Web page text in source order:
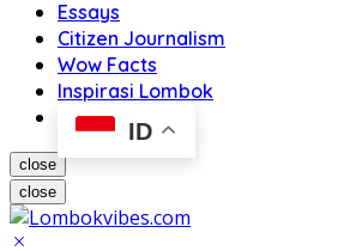
Essays
Citizen Journalism
Wow Facts
Inspirasi Lombok
ID
close
close